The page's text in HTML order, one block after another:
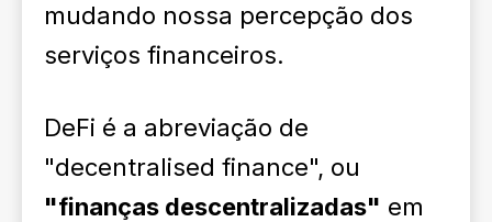
mudando nossa percepção dos
serviços financeiros.
DeFi é a abreviação de
"decentralised finance", ou
"finanças descentralizadas" em